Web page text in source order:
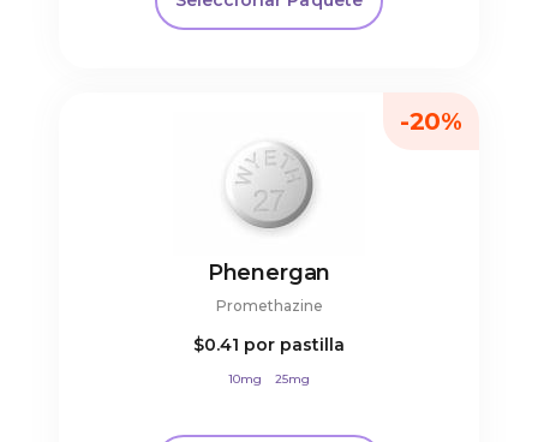
Phenergan
Promethazine
$0.41 por pastilla
10mg 25mg
-20%